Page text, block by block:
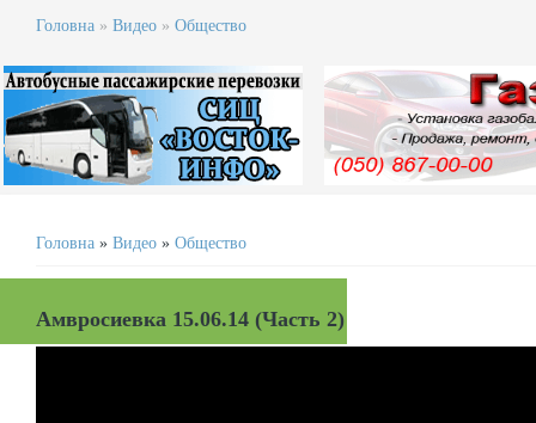
Головна » Видео » Общество
Головна » Видео » Общество
Амвросиевка 15.06.14 (Часть 2)